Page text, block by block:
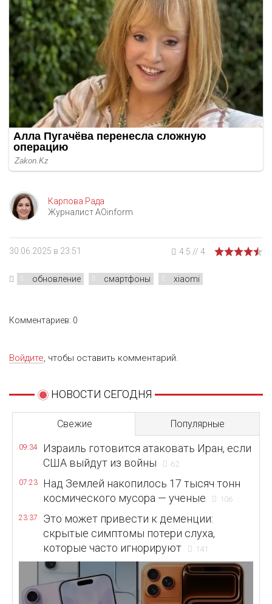
Карпова Рада
Журналист AOinform
30.06.2025 в 23:51 4.5 // 4
обновление смартфоны xiaomi
Комментариев: 0
Войдите, чтобы оставить комментарий.
НОВОСТИ СЕГОДНЯ
Свежие Популярные
09:34
Израиль готовится атаковать Иран, если
США выйдут из войны
62
07:23
Над Землей накопилось 17 тысяч тонн
космического мусора — ученые
106
23:37
Это может привести к деменции:
скрытые симптомы потери слуха,
которые часто игнорируют
141